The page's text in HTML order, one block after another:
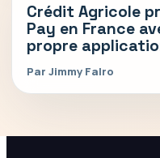
Crédit Agricole
Pay en France
propre
Par Jimmy Falro